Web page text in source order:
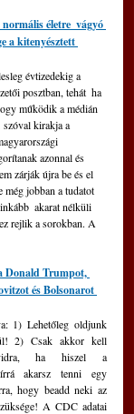
életre  vágyó
a kitenyésztett
évtizedekig a
posztban, tehát  ha
működik a médián
kirakja a
azonnal és
zárják újra be és el
még jobban a tudatot
akarat nélküli
rejlik a sorokban. A
Donald Trumpot,
és Bolsonarot
1) Lehetőleg oldjunk
2) Csak akkor kell
ha hiszel a
akarsz tenni egy
hogy beadd neki az
A CDC adatai